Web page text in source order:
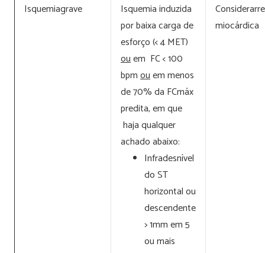
Isquemiagrave
Isquemia induzida
por baixa carga de
esforço (< 4 MET)
ouem FC < 100
bpmouem menos
de 70% da FCmáx
predita, em que
haja qualquer
achado abaixo:
Infradesnível
do ST
horizontal ou
descendente
> 1mm em 5
ou mais
miocárdica